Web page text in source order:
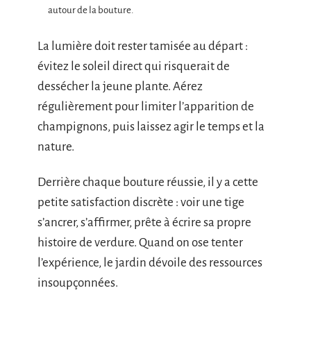
autour de la bouture.
La lumière doit rester tamisée au départ :
évitez le soleil direct qui risquerait de
dessécher la jeune plante. Aérez
régulièrement pour limiter l’apparition de
champignons, puis laissez agir le temps et la
nature.
Derrière chaque bouture réussie, il y a cette
petite satisfaction discrète : voir une tige
s’ancrer, s’affirmer, prête à écrire sa propre
histoire de verdure. Quand on ose tenter
l’expérience, le jardin dévoile des ressources
insoupçonnées.